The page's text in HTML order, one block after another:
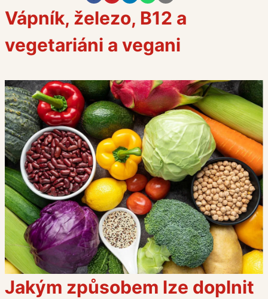
Vápník, železo, B12 a
vegetariáni a vegani
Jakým způsobem lze doplnit